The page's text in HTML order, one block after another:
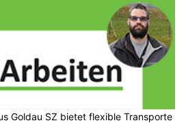
Goldau SZ bietet flexible Transporte